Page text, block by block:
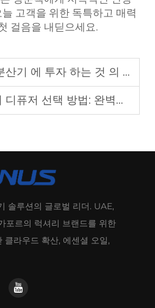
고객을 위한 독특하고 매력
걸음을 내딛으세요.
투자 하는 것 의 이점 은 무엇 입니까?
방법: 완벽한 향기 장치를 찾기 위한 팁
솔루션의 글로벌 리더. UAE,
포르의 럭셔리 브랜드를 위한
클라우드 확산, 에센셜 오일,